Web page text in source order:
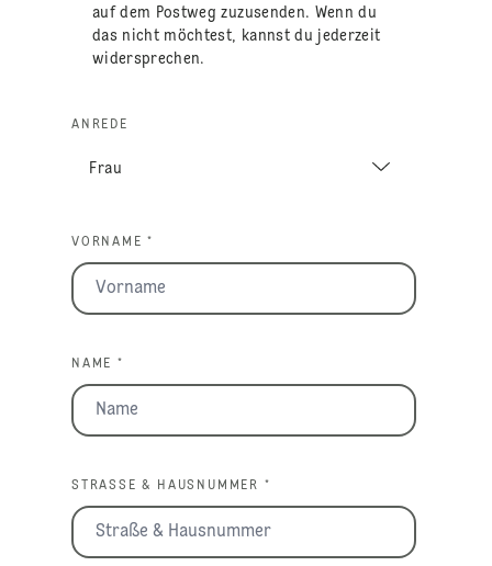
auf dem Postweg zuzusenden. Wenn du
das nicht möchtest, kannst du jederzeit
widersprechen.
ANREDE
VORNAME *
NAME *
STRASSE & HAUSNUMMER *